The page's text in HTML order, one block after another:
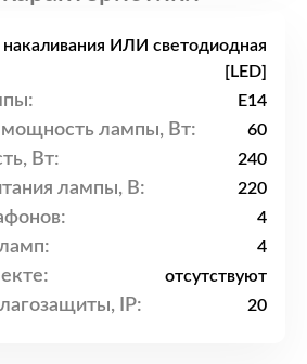
накаливания ИЛИ светодиодная
[LED]
E14
лампы, Вт: 60
Вт: 240
лампы, В: 220
4
4
отсутствуют
IP: 20